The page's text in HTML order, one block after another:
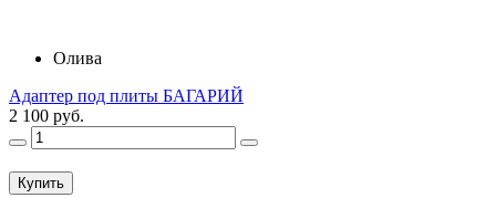
Олива
Адаптер под плиты БАГАРИЙ
2 100 руб.
Купить